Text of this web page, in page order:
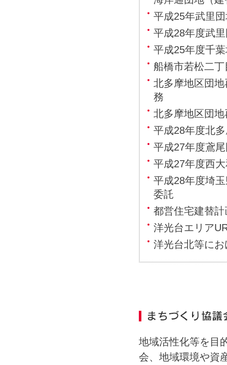
平成25年武里
平成28年度武
平成25年度千
船橋市若松二
北多摩地区団
務
北多摩地区団
平成28年度北
平成27年度鳶
平成27年度西
平成28年度埼
委託
都営住宅建替
洋光台エリア
洋光台北等に
地域活性化等を目
会、地域環境や資